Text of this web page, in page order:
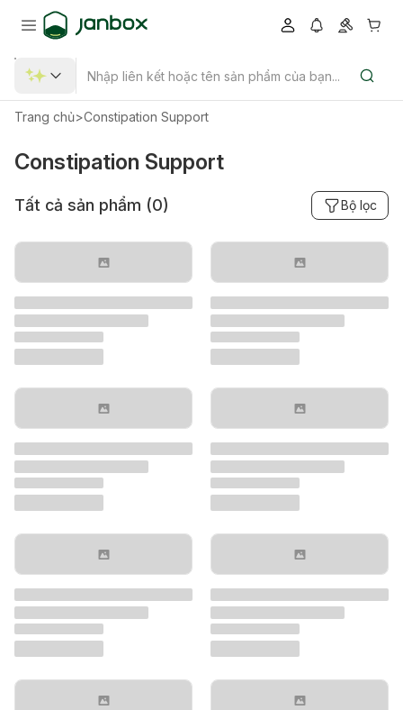
Trang chủ>Constipation Support
Constipation Support
Tất cả sản phẩm (0) Bộ lọc